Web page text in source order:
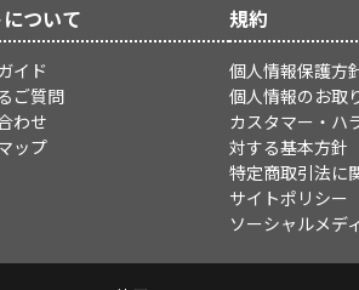
ついて
イド
ご質問
わせ
ップ
規約
個人情報保護方
個人情報のお取
カスタマー・ハ
対する基本方針
特定商取引法に
サイトポリシー
ソーシャルメデ